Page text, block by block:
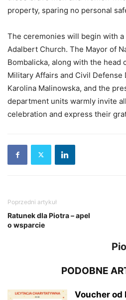
property, sparing no personal
The ceremonies will begin with a
Adalbert Church. The Mayor of
Bombalicka, along with the head
Military Affairs and Civil Defense
Karolina Malinowska, and the
department units warmly invite
celebration and express their
Poprzedni artykuł
Ratunek dla Piotra – apel
o wsparcie
PODOBNE
Voucher od